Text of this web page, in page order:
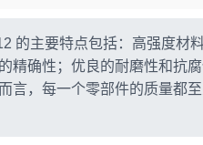
的主要特点包括：高强度材
精确性；优良的耐磨性和抗
言，每一个零部件的质量都